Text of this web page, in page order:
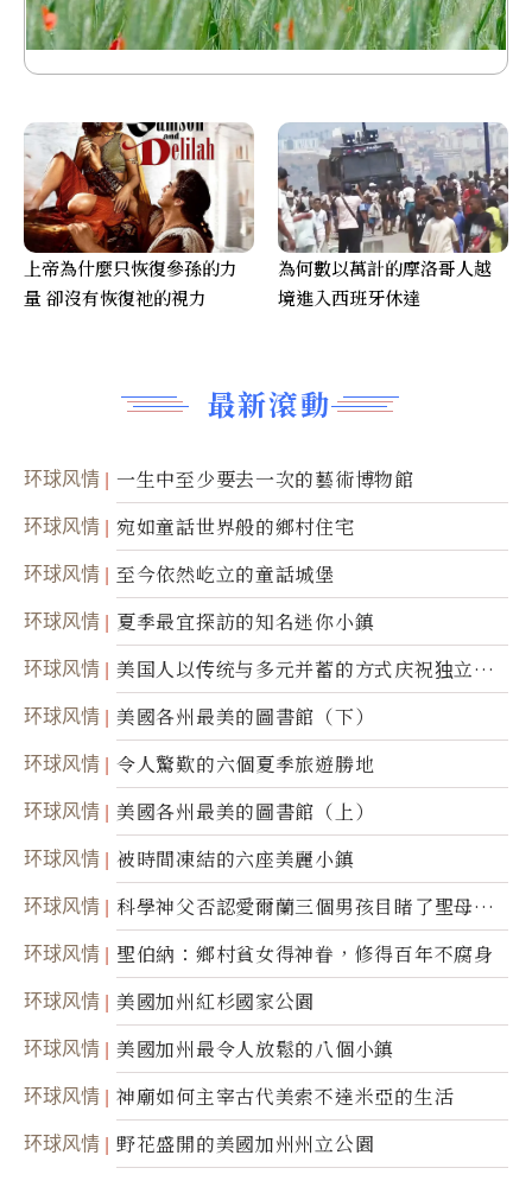
最新滾動
环球风情 一生中至少要去一次的藝術博物館
环球风情 宛如童話世界般的鄉村住宅
环球风情 至今依然屹立的童話城堡
环球风情 夏季最宜探訪的知名迷你小鎮
环球风情
美国人以传统与多元并蓄的方式庆祝独立日2
50周年
环球风情 美國各州最美的圖書館（下）
环球风情 令人驚歎的六個夏季旅遊勝地
环球风情 美國各州最美的圖書館（上）
环球风情 被時間凍結的六座美麗小鎮
环球风情
科學神父否認愛爾蘭三個男孩目睹了聖母顯
靈
环球风情 聖伯納：鄉村貧女得神眷，修得百年不腐身
环球风情 美國加州紅杉國家公園
环球风情 美國加州最令人放鬆的八個小鎮
环球风情 神廟如何主宰古代美索不達米亞的生活
环球风情 野花盛開的美國加州州立公園
上帝為什麼只恢復參孫的力
量 卻沒有恢復祂的視力
為何數以萬計的摩洛哥人越
境進入西班牙休達